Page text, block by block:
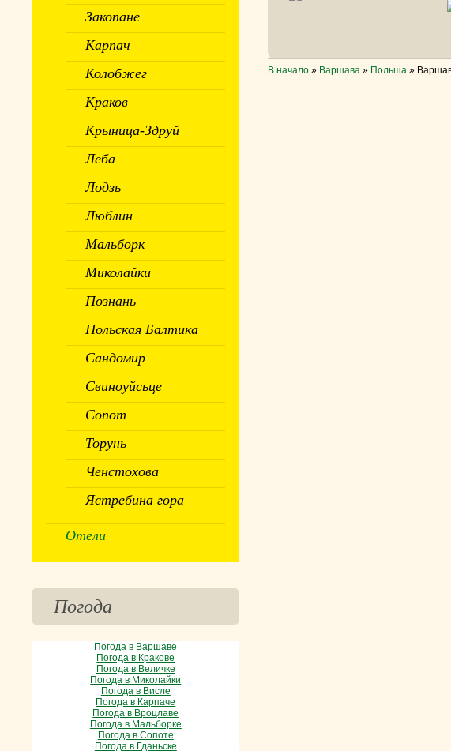
В начало » Варшава » Польша »
Закопане
Карпач
Колобжег
Краков
Крыница-Здруй
Леба
Лодзь
Люблин
Мальборк
Миколайки
Познань
Польская Балтика
Сандомир
Свиноуйсьце
Сопот
Торунь
Ченстохова
Ястребина гора
Отели
Погода
Погода в Варшаве
Погода в Кракове
Погода в Величке
Погода в Миколайки
Погода в Висле
Погода в Карпаче
Погода в Вроцлаве
Погода в Мальборке
Погода в Сопоте
Погода в Гданьске